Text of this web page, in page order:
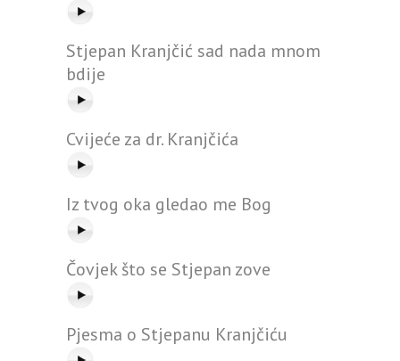
Stjepan Kranjčić sad nada mnom
bdije
Cvijeće za dr. Kranjčića
Iz tvog oka gledao me Bog
Čovjek što se Stjepan zove
Pjesma o Stjepanu Kranjčiću